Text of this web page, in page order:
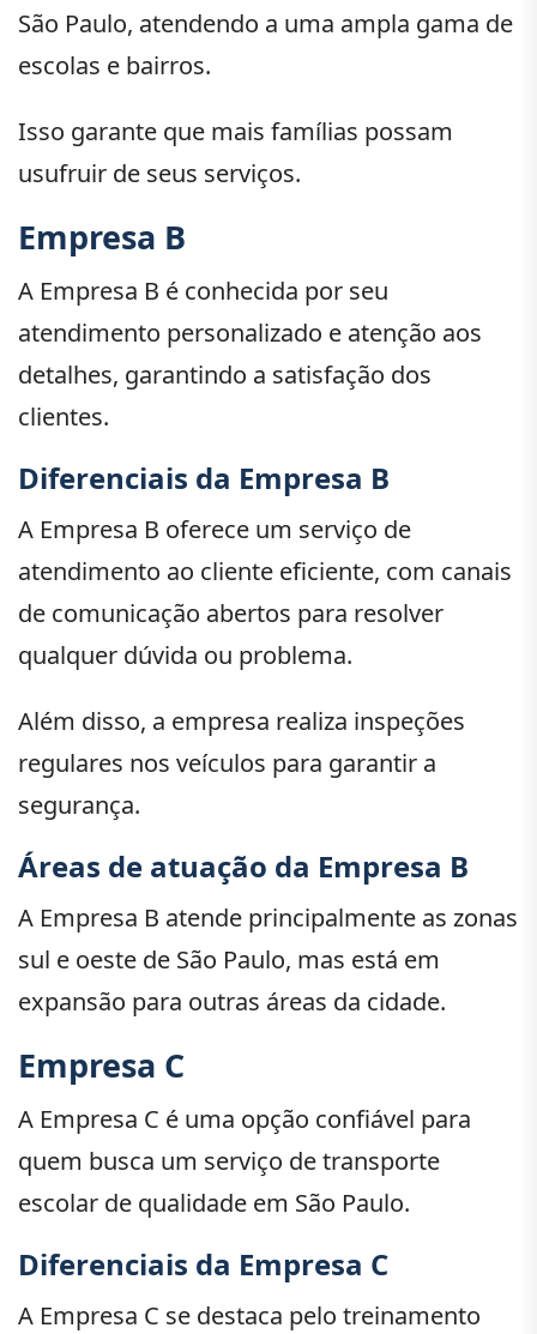
São Paulo, atendendo a uma ampla gama de
escolas e bairros.
Isso garante que mais famílias possam
usufruir de seus serviços.
Empresa B
A Empresa B é conhecida por seu
atendimento personalizado e atenção aos
detalhes, garantindo a satisfação dos
clientes.
Diferenciais da Empresa B
A Empresa B oferece um serviço de
atendimento ao cliente eficiente, com canais
de comunicação abertos para resolver
qualquer dúvida ou problema.
Além disso, a empresa realiza inspeções
regulares nos veículos para garantir a
segurança.
Áreas de atuação da Empresa B
A Empresa B atende principalmente as zonas
sul e oeste de São Paulo, mas está em
expansão para outras áreas da cidade.
Empresa C
A Empresa C é uma opção confiável para
quem busca um serviço de transporte
escolar de qualidade em São Paulo.
Diferenciais da Empresa C
A Empresa C se destaca pelo treinamento